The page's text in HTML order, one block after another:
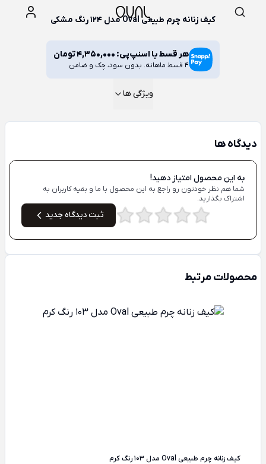
کیف زنانه چرم طبیعی Oval مدل 124 رنگ مشکی
هر قسط با اسنپ‌پی: 4,350,000تومان
4 قسط ماهانه. بدون سود، چک و ضامن
ویژگی ها
دیدگاه ها
به این محصول امتیاز دهید!
شما هم نظر خودتون رو راجع به این محصول با ما و بقیه کاربران به
اشتراک بگذارید.
ثبت دیدگاه جدید
محصولات مرتبط
کیف زنانه چرم طبیعی Oval مدل 103 رنگ کرم